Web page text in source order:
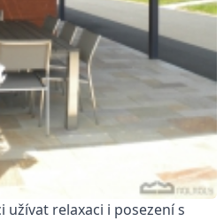
relaxaci i posezení s